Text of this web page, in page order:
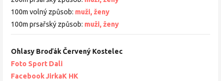
100m volný způsob: muži, ženy
100m prsařský způsob: muži, ženy
Ohlasy Broďák Červený Kostelec
Foto Sport Dali
Facebook JirkaK HK